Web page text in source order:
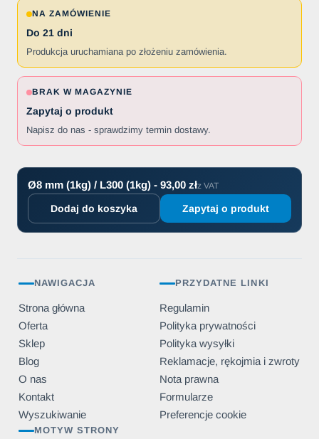
NA ZAMÓWIENIE
Do 21 dni
Produkcja uruchamiana po złożeniu zamówienia.
BRAK W MAGAZYNIE
Zapytaj o produkt
Napisz do nas - sprawdzimy termin dostawy.
Ø8 mm (1kg) / L300 (1kg) - 93,00 złz VAT
Dodaj do koszyka Zapytaj o produkt
NAWIGACJA
Strona główna
Oferta
Sklep
Blog
O nas
Kontakt
Wyszukiwanie
PRZYDATNE LINKI
Regulamin
Polityka prywatności
Polityka wysyłki
Reklamacje, rękojmia i zwroty
Nota prawna
Formularze
Preferencje cookie
MOTYW STRONY